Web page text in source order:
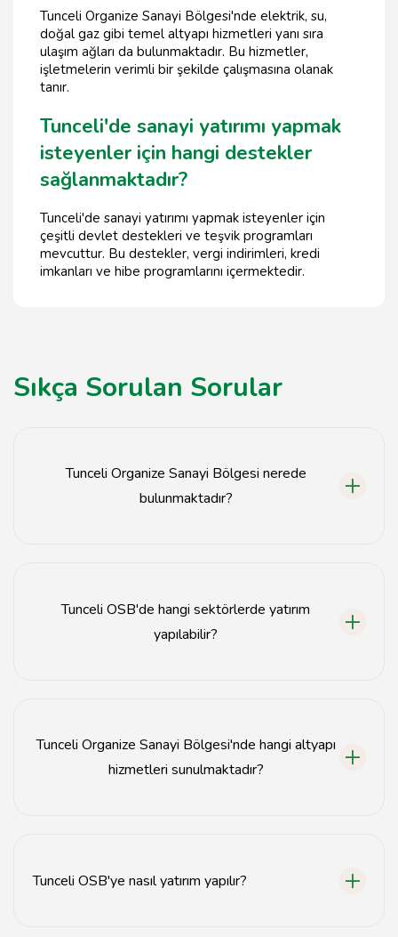
Tunceli Organize Sanayi Bölgesi'nde elektrik, su,
doğal gaz gibi temel altyapı hizmetleri yanı sıra
ulaşım ağları da bulunmaktadır. Bu hizmetler,
işletmelerin verimli bir şekilde çalışmasına olanak
tanır.
Tunceli'de sanayi yatırımı yapmak
isteyenler için hangi destekler
sağlanmaktadır?
Tunceli'de sanayi yatırımı yapmak isteyenler için
çeşitli devlet destekleri ve teşvik programları
mevcuttur. Bu destekler, vergi indirimleri, kredi
imkanları ve hibe programlarını içermektedir.
Sıkça Sorulan Sorular
Tunceli Organize Sanayi Bölgesi nerede
bulunmaktadır?
Tunceli OSB'de hangi sektörlerde yatırım
yapılabilir?
Tunceli Organize Sanayi Bölgesi'nde hangi altyapı
hizmetleri sunulmaktadır?
Tunceli OSB'ye nasıl yatırım yapılır?